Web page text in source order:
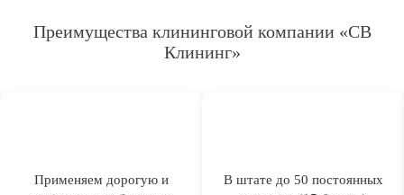
Преимущества клининговой компании «СВ
Клининг»
Применяем дорогую и
В штате до 50 постоянных